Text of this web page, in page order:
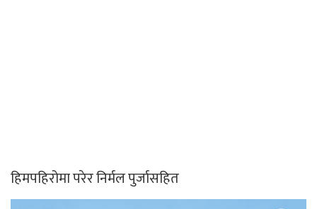
हिमपहिरोमा परेर निर्मल पुर्जासहित